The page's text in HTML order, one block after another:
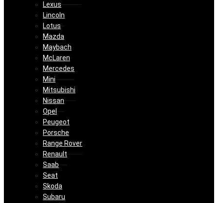
Lexus
Lincoln
Lotus
Mazda
Maybach
McLaren
Mercedes
Mini
Mitsubishi
Nissan
Opel
Peugeot
Porsche
Range Rover
Renault
Saab
Seat
Skoda
Subaru